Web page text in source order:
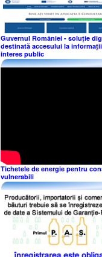
Guvernul României - soluție
destinată accesului la
interes public
Tichetele de energie pentru
vulnerabili